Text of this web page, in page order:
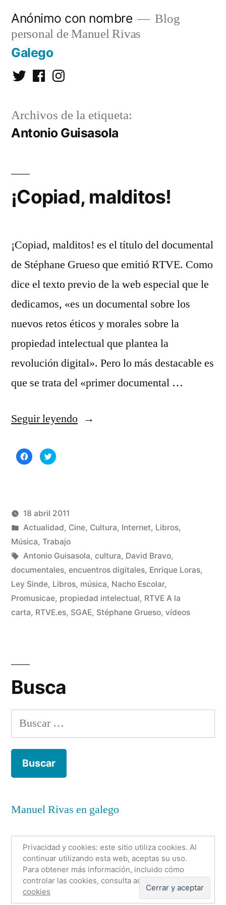
contenido
Anónimo con nombre
Blog
personal de Manuel Rivas
Galego
TwitterFacebookInstagram
Archivos de la etiqueta:
Antonio Guisasola
¡Copiad, malditos!
¡Copiad, malditos! es el título del documental
de Stéphane Grueso que emitió RTVE. Como
dice el texto previo de la web especial que le
dedicamos, «es un documental sobre los
nuevos retos éticos y morales sobre la
propiedad intelectual que plantea la
revolución digital». Pero lo más destacable es
que se trata del «primer documental …
Seguir leyendo«¡Copiad,
Haz
clic
una
ventana
Haz
clic
una
ventana
Publicado
por
Manuel
Rivas
Álvarez
18 abril 2011
Publicado
en
Actualidad, Cine, Cultura, Internet, Libros,
Música, Trabajo
Etiquetas:
Antonio Guisasola, cultura, David Bravo,
documentales, encuentros digitales, Enrique Loras,
Ley Sinde, Libros, música, Nacho Escolar,
Promusicae, propiedad intelectual, RTVE A la
carta, RTVE.es, SGAE, Stéphane Grueso, vídeos
Busca
Buscar:
Manuel Rivas en galego
Anónimo con nombre,Funciona gracias a WordPress.
Política de cookies
Sobre mí Contacto
Privacidad y cookies: este sitio utiliza cookies. Al
continuar utilizando esta web, aceptas su uso.
Para obtener más información, incluido cómo
controlar las cookies, consulta aquí:
cookies